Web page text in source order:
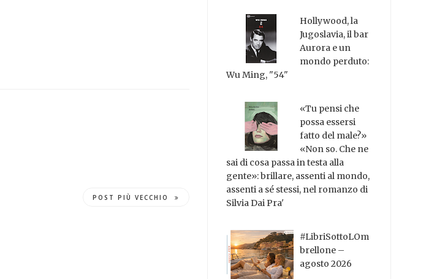
POST PIÙ VECCHIO
Hollywood, la
Jugoslavia, il bar
Aurora e un
mondo perduto:
Wu Ming, "54"
«Tu pensi che
possa essersi
fatto del male?»
«Non so. Che ne
sai di cosa passa in testa alla
gente»: brillare, assenti al mondo,
assenti a sé stessi, nel romanzo di
Silvia Dai Pra'
#LibriSottoLOm
brellone –
agosto 2026